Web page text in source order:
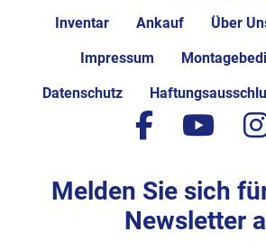
Inventar Ankauf Über
Impressum
Datenschutz
Melden Sie sich
Newsletter